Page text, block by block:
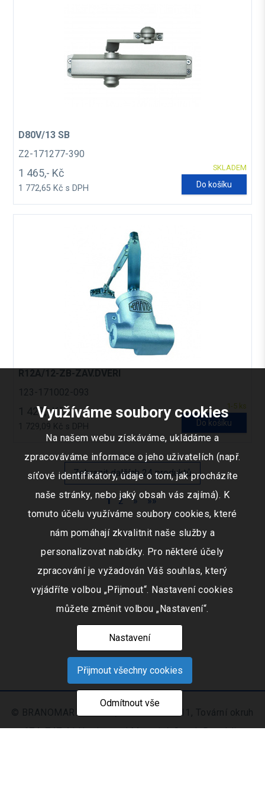
D80V/13 SB
Z2-171277-390
SKLADEM
1 465,- Kč
1 772,65 Kč s DPH Do košíku
R12A/12-ZB-ZAV.DVERI
123-171002-093
1-5 ks
1 429,- Kč
1 729,09 Kč s DPH Do košíku
Zobrazit dalších 24 produktů
1 2 » »»
© BRANOMARKET s.r.o., IČO: 253 51 311, Tovární okruh
674, 747 41 Hradec nad Moravicí, Czech Republic
Využíváme soubory cookies
Na našem webu získáváme, ukládáme a
zpracováváme informace o jeho uživatelích (např.
síťové identifikátory, údaje o tom, jak procházíte
naše stránky, nebo jaký obsah vás zajímá). K
tomuto účelu využíváme soubory cookies, které
nám pomáhají zkvalitnit naše služby a
personalizovat nabídky. Pro některé účely
zpracování je vyžadován Váš souhlas, který
vyjádříte volbou „Přijmout“. Nastavení cookies
můžete změnit volbou „Nastavení“.
Nastavení
Přijmout všechny cookies
Odmítnout vše